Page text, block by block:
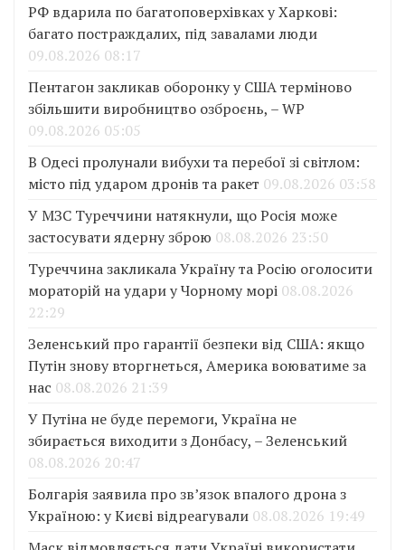
РФ вдарила по багатоповерхівках у Харкові:
багато постраждалих, під завалами люди
09.08.2026 08:17
Пентагон закликав оборонку у США терміново
збільшити виробництво озброєнь, – WP
09.08.2026 05:05
В Одесі пролунали вибухи та перебої зі світлом:
місто під ударом дронів та ракет 09.08.2026 03:58
У МЗС Туреччини натякнули, що Росія може
застосувати ядерну зброю 08.08.2026 23:50
Туреччина закликала Україну та Росію оголосити
мораторій на удари у Чорному морі 08.08.2026
22:29
Зеленський про гарантії безпеки від США: якщо
Путін знову вторгнеться, Америка воюватиме за
нас 08.08.2026 21:39
У Путіна не буде перемоги, Україна не
збирається виходити з Донбасу, – Зеленський
08.08.2026 20:47
Болгарія заявила про зв’язок впалого дрона з
Україною: у Києві відреагували 08.08.2026 19:49